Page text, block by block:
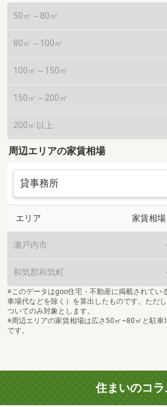
50㎡～80㎡
80㎡～100㎡
100㎡～150㎡
150㎡～200㎡
200㎡以上
周辺エリアの家賃相場
エリア 家賃相場
瀬戸内市 -
和気郡和気町 -
※このデータはgoo住宅・不動産に掲載されてい
車場代などを除く）を算出したものです。ただ
ついてのみ対象とします。
※周辺エリアの家賃相場は広さ50㎡~80㎡と駐車
です。
住まいのコラ